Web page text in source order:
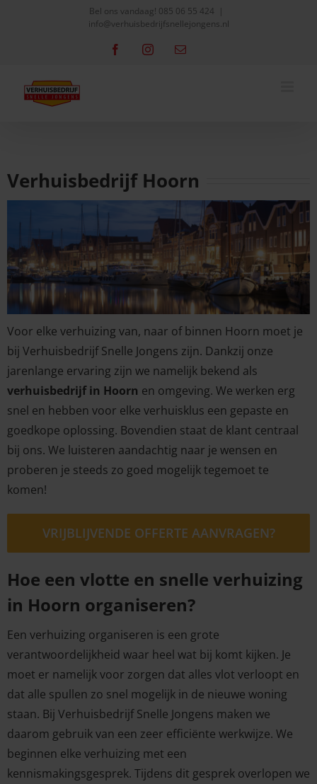
Bel ons vandaag! 085 06 55 424
info@verhuisbedrijfsnellejongens.nl
FacebookInstagramEmail
Verhuisbedrijf Hoorn
Voor elke verhuizing van, naar of binnen Hoorn moet je
bij Verhuisbedrijf Snelle Jongens zijn. Dankzij onze
jarenlange ervaring zijn we namelijk bekend als
verhuisbedrijf in Hoorn en omgeving. We werken erg
snel en hebben voor elke verhuisklus een gepaste en
goedkope oplossing. Bovendien staat de klant centraal
bij ons. We luisteren aandachtig naar je wensen en
proberen je steeds zo goed mogelijk tegemoet te
komen!
VRIJBLIJVENDE OFFERTE AANVRAGEN?
Hoe een vlotte en snelle verhuizing
in Hoorn organiseren?
Een verhuizing organiseren is een grote
verantwoordelijkheid waar heel wat bij komt kijken. Je
moet er namelijk voor zorgen dat alles vlot verloopt en
dat alle spullen zo snel mogelijk in de nieuwe woning
staan. Bij Verhuisbedrijf Snelle Jongens maken we
daarom gebruik van een zeer efficiënte werkwijze. We
beginnen elke verhuizing met een
kennismakingsgesprek. Tijdens dit gesprek overlopen we